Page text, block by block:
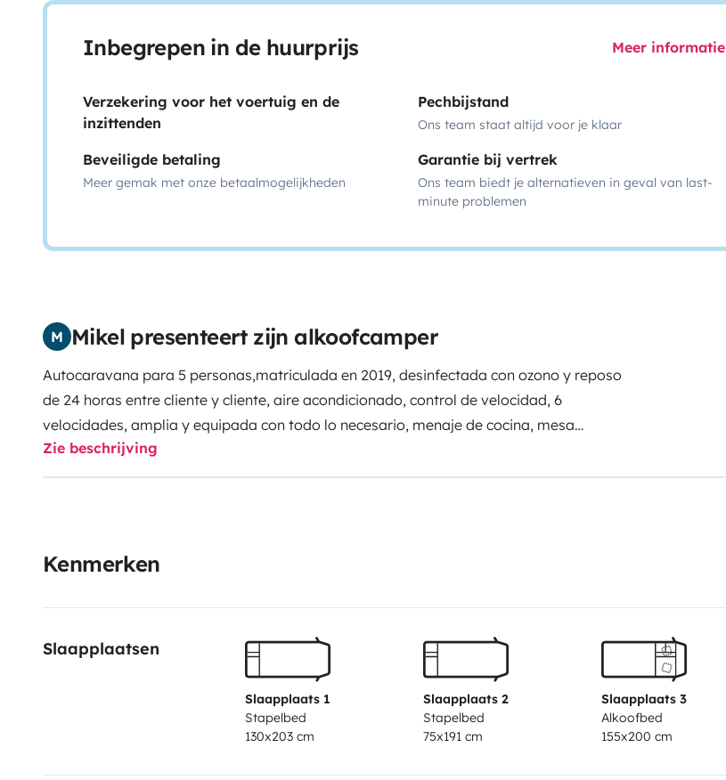
Inbegrepen in de huurprijs Meer informatie
Verzekering voor het voertuig en de
inzittenden
Pechbijstand
Ons team staat altijd voor je klaar
Beveiligde betaling
Meer gemak met onze betaalmogelijkheden
Garantie bij vertrek
Ons team biedt je alternatieven in geval van last-
minute problemen
M Mikel presenteert zijn alkoofcamper
Autocaravana para 5 personas,matriculada en 2019, desinfectada con ozono y reposo
de 24 horas entre cliente y cliente, aire acondicionado, control de velocidad, 6
velocidades, amplia y equipada con todo lo necesario, menaje de cocina, mesa
grande exterior con sillas,cama capuchina de 155cm x 200cm, una litera (cama
inferior doble y superior de 90 cm ), gran maletero, porta bicis para 4 bicicletas, toldo,
Zie beschrijving
Kenmerken
Slaapplaatsen
Slaapplaats 1
Stapelbed
130x203 cm
Slaapplaats 2
Stapelbed
75x191 cm
Slaapplaats 3
Alkoofbed
155x200 cm